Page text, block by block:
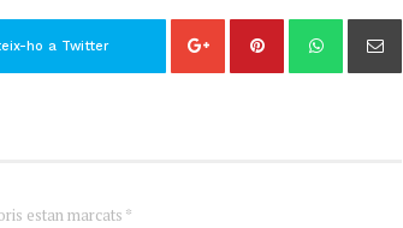
ho a Twitter
estan marcats *